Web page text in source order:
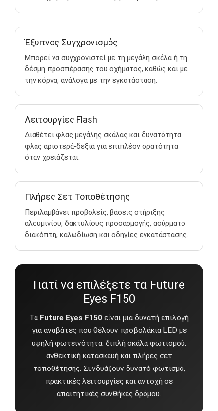
Έξυπνος Συγχρονισμός
Μπορεί να συγχρονιστεί με τη μεγάλη σκάλα ή τη
δέσμη προσπέρασης του οχήματος, καθώς και με
την κόρνα, ανάλογα με την εγκατάσταση.
Λειτουργίες Flash
Διαθέτει φλας μεγάλης σκάλας και δυνατότητα
φλας αριστερά-δεξιά για επιπλέον ορατότητα
όταν χρειάζεται.
Πλήρες Σετ Τοποθέτησης
Περιλαμβάνει προβολείς, βάσεις στήριξης
αλουμινίου, δακτυλίους προσαρμογής, ασύρματο
διακόπτη, καλωδίωση και οδηγίες εγκατάστασης.
Γιατί να επιλέξετε τα Future
Eyes F150
Τα Future Eyes F150 είναι μια δυνατή επιλογή
για αναβάτες που θέλουν προβολάκια LED με
υψηλή φωτεινότητα, διπλή σκάλα φωτισμού,
ανθεκτική κατασκευή και πλήρες σετ
τοποθέτησης. Συνδυάζουν δυνατό φωτισμό,
πρακτικές λειτουργίες και αντοχή σε
απαιτητικές συνθήκες δρόμου.